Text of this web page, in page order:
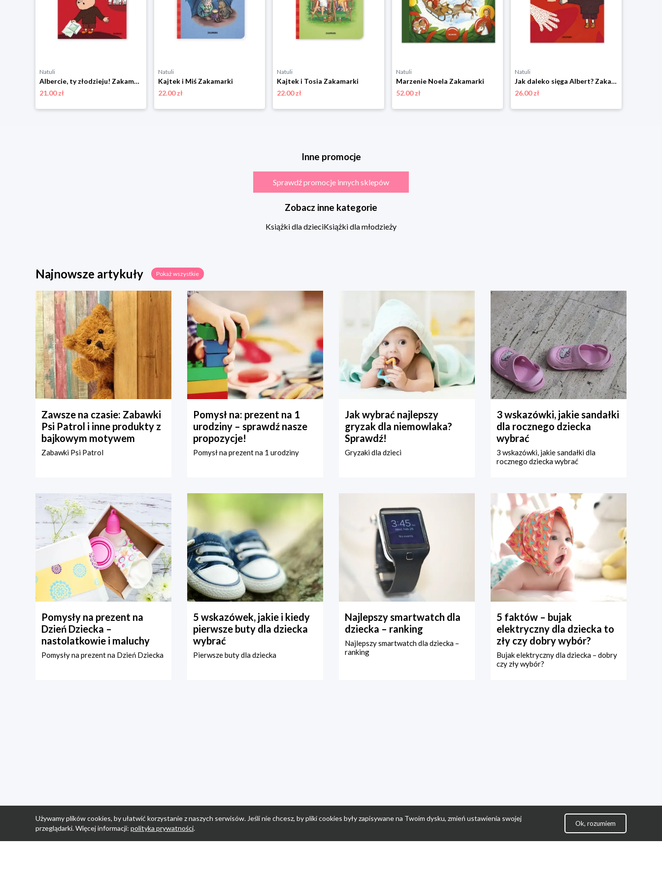
Natuli
Albercie, ty złodzieju! Zakamarki
21.00 zł
Natuli
Kajtek i Miś Zakamarki
22.00 zł
Natuli
Kajtek i Tosia Zakamarki
22.00 zł
Natuli
Marzenie Noela Zakamarki
52.00 zł
Natuli
Jak daleko sięga Albert? Zakamarki
26.00 zł
Inne promocje
Sprawdź promocje innych sklepów
Zobacz inne kategorie
Książki dla dzieciKsiążki dla młodzieży
Najnowsze artykuły Pokaż wszystkie
Zawsze na czasie: Zabawki
Psi Patrol i inne produkty z
bajkowym motywem
Zabawki Psi Patrol
Pomysł na: prezent na 1
urodziny – sprawdź nasze
propozycje!
Pomysł na prezent na 1 urodziny
Jak wybrać najlepszy
gryzak dla niemowlaka?
Sprawdź!
Gryzaki dla dzieci
3 wskazówki, jakie sandałki
dla rocznego dziecka
wybrać
3 wskazówki, jakie sandałki dla
rocznego dziecka wybrać
Pomysły na prezent na
Dzień Dziecka –
nastolatkowie i maluchy
Pomysły na prezent na Dzień Dziecka
5 wskazówek, jakie i kiedy
pierwsze buty dla dziecka
wybrać
Pierwsze buty dla dziecka
Najlepszy smartwatch dla
dziecka – ranking
Najlepszy smartwatch dla dziecka –
ranking
5 faktów – bujak
elektryczny dla dziecka to
zły czy dobry wybór?
Bujak elektryczny dla dziecka – dobry
czy zły wybór?
Używamy plików cookies, by ułatwić korzystanie z naszych serwisów. Jeśli nie chcesz, by pliki cookies były zapisywane na Twoim dysku, zmień ustawienia swojej
przeglądarki. Więcej informacji: polityka prywatności.
Ok, rozumiem